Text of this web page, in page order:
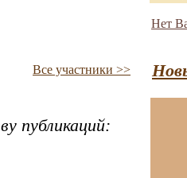
Все участники >>
публикаций:
Нет